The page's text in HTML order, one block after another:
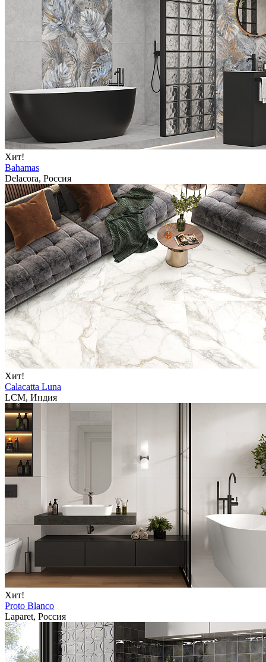
Хит!
Bahamas
Delacora, Россия
Хит!
Calacatta Luna
LCM, Индия
Хит!
Proto Blanco
Laparet, Россия